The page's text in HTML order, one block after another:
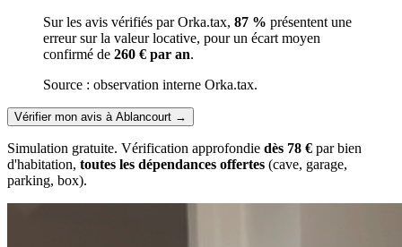
Sur les avis vérifiés par Orka.tax, 87 % présentent une
erreur sur la valeur locative, pour un écart moyen
confirmé de 260 € par an.
Source : observation interne Orka.tax.
Vérifier mon avis à Ablancourt →
Simulation gratuite. Vérification approfondie dès 78 € par bien
d'habitation, toutes les dépendances offertes (cave, garage,
parking, box).